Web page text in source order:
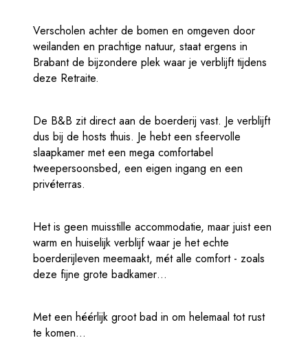
Verscholen achter de bomen en omgeven door
weilanden en prachtige natuur, staat ergens in
Brabant de bijzondere plek waar je verblijft tijdens
deze Retraite.
De B&B zit direct aan de boerderij vast. Je verblijft
dus bij de hosts thuis. Je hebt een sfeervolle
slaapkamer met een mega comfortabel
tweepersoonsbed, een eigen ingang en een
privéterras.
Het is geen muisstille accommodatie, maar juist een
warm en huiselijk verblijf waar je het echte
boerderijleven meemaakt, mét alle comfort - zoals
deze fijne grote badkamer…
Met een héérlijk groot bad in om helemaal tot rust
te komen…